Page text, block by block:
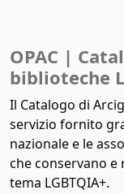
OPAC |
biblioteche
Il Catalogo di
servizio fornito
nazionale e le
che conservano
tema LGBTQIA+.